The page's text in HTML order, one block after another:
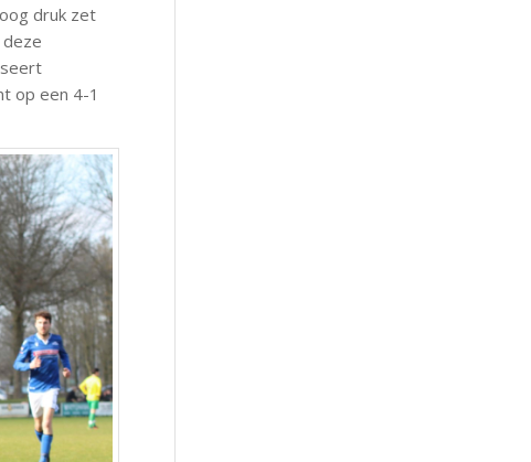
druk zet
op een 4-1